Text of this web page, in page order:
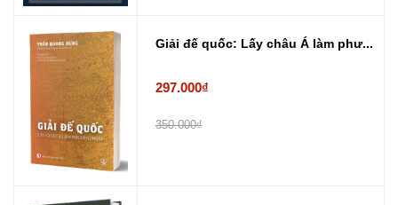
Giải đế quốc: Lấy châu Á làm phư...
297.000₫
350.000₫